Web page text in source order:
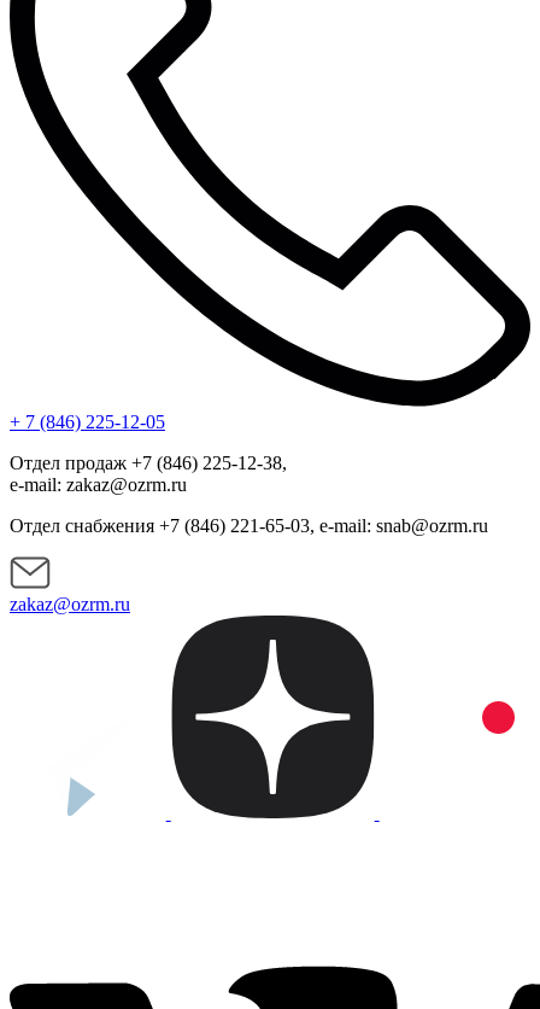
+ 7 (846) 225-12-05
Отдел продаж +7 (846) 225-12-38,
e-mail: zakaz@ozrm.ru
Отдел снабжения +7 (846) 221-65-03, e-mail: snab@ozrm.ru
zakaz@ozrm.ru